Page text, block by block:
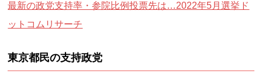
最新の政党支持率・参院比例投票先は…2022年5月選挙ド
ットコムリサーチ
東京都民の支持政党